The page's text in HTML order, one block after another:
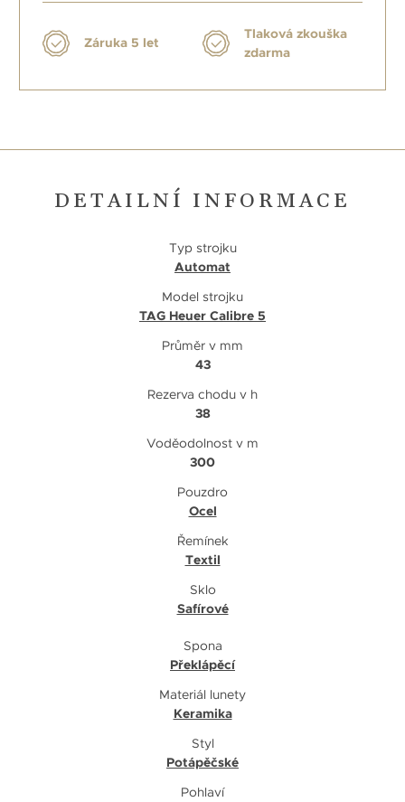
Záruka 5 let
Tlaková zkouška
zdarma
DETAILNÍ INFORMACE
Typ strojku
Automat
Model strojku
TAG Heuer Calibre 5
Průměr v mm
43
Rezerva chodu v h
38
Voděodolnost v m
300
Pouzdro
Ocel
Řemínek
Textil
Sklo
Safírové
Spona
Překlápěcí
Materiál lunety
Keramika
Styl
Potápěčské
Pohlaví